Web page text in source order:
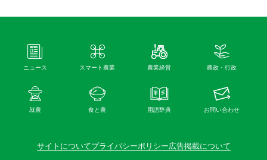
ニュース スマート農業 農業経営 農政・行政
就農 食と農 用語辞典 お問い合わせ
サイトについてプライバシーポリシー広告掲載について